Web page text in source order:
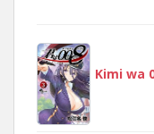
Kimi wa